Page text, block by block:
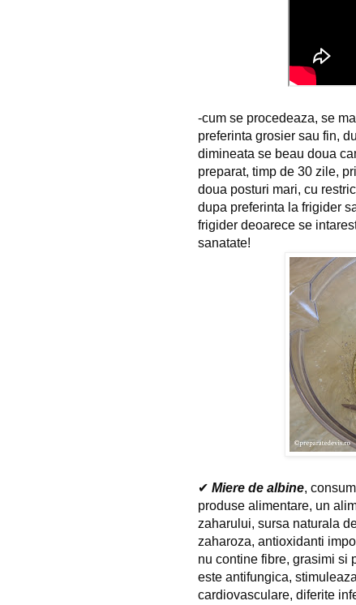
-cum se procedeaza, se
preferinta grosier sau fin,
dimineata se beau doua
preparat, timp de 30 zile,
doua posturi mari, cu
dupa preferinta la frigider
frigider deoarece se
sanatate!
✔ Miere de albine,
produse alimentare, un
zaharului, sursa naturala
zaharoza, antioxidanti
nu contine fibre, grasimi si
este antifungica,
cardiovasculare, diferite